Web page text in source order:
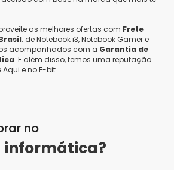
as melhores ofertas com Frete
: de Notebook i3, Notebook Gamer e
acompanhados com a Garantia de
. E além disso, temos uma reputação
e no E-bit.
no
informática?